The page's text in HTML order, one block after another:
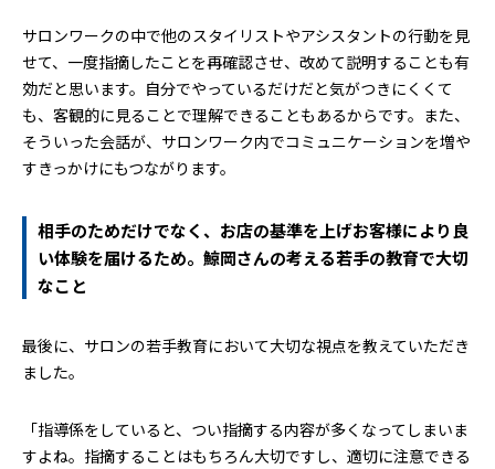
サロンワークの中で他のスタイリストやアシスタントの行動を見
せて、一度指摘したことを再確認させ、改めて説明することも有
効だと思います。自分でやっているだけだと気がつきにくくて
も、客観的に見ることで理解できることもあるからです。また、
そういった会話が、サロンワーク内でコミュニケーションを増や
すきっかけにもつながります。
相手のためだけでなく、お店の基準を上げお客様により良
い体験を届けるため。鯨岡さんの考える若手の教育で大切
なこと
最後に、サロンの若手教育において大切な視点を教えていただき
ました。
「指導係をしていると、つい指摘する内容が多くなってしまいま
すよね。指摘することはもちろん大切ですし、適切に注意できる